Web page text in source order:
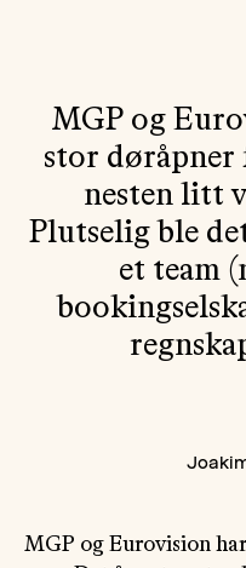
MGP og
stor døråpner
nesten litt
Plutselig ble
et team
MGP og Eurovision